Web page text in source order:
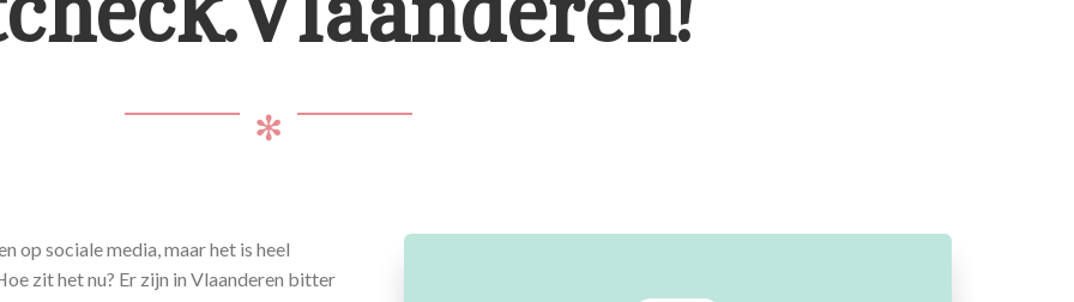
✻
op sociale media, maar het is heel
zit het nu? Er zijn in Vlaanderen bitter